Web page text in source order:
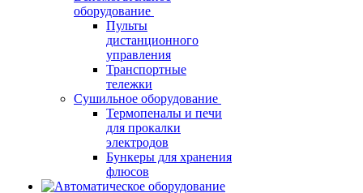
оборудование
Пульты
дистанционного
управления
Транспортные
тележки
Сушильное оборудование
Термопеналы и печи
для прокалки
электродов
Бункеры для хранения
флюсов